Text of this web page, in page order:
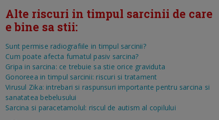
Alte riscuri in timpul sarcinii de care
e bine sa stii:
Sunt permise radiografiile in timpul sarcinii?
Cum poate afecta fumatul pasiv sarcina?
Gripa in sarcina: ce trebuie sa stie orice graviduta
Gonoreea in timpul sarcinii: riscuri si tratament
Virusul Zika: intrebari si raspunsuri importante pentru sarcina si
sanatatea bebelusului
Sarcina si paracetamolul: riscul de autism al copilului